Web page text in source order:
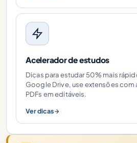
Acelerador de estudos
Dicas para estudar 50% mais
Google Drive, use extensões com
PDFs em editáveis.
Ver dicas